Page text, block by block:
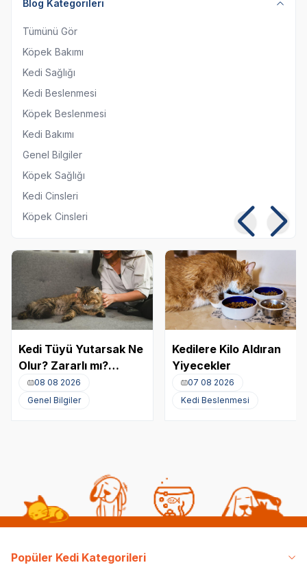
Blog Kategorileri
Tümünü Gör
Köpek Bakımı
Kedi Sağlığı
Kedi Beslenmesi
Köpek Beslenmesi
Kedi Bakımı
Genel Bilgiler
Köpek Sağlığı
Kedi Cinsleri
Köpek Cinsleri
Kedi Tüyü Yutarsak Ne
Olur? Zararlı mı?
Akciğere Kedi Tüyü
Kaçması
08 08 2026
Genel Bilgiler
Kedilere Kilo Aldıran
Yiyecekler
07 08 2026
Kedi Beslenmesi
Popüler Kedi Kategorileri